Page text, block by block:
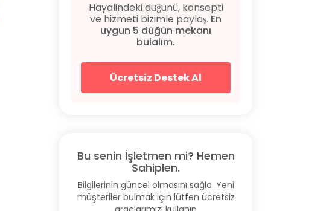
Hayalindeki düğünü, konsepti
ve hizmeti bizimle paylaş. En
uygun 5 düğün mekanı
bulalım.
Ücretsiz Destek Al
Bu senin İşletmen mi? Hemen
Sahiplen.
Bilgilerinin güncel olmasını sağla. Yeni
müşteriler bulmak için lütfen ücretsiz